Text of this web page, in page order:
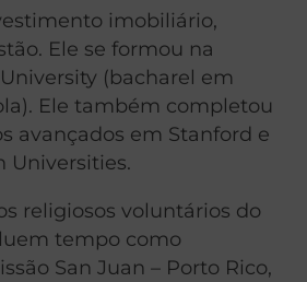
imobiliário,
Ele se formou na
(bacharel em
Ele também completou
avançados em Stanford e
Universities.
religiosos voluntários do
tempo como
San Juan – Porto Rico,